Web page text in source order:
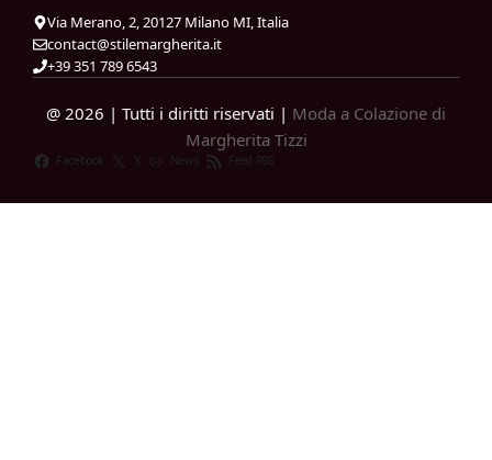
Via Merano, 2, 20127 Milano MI, Italia
contact@stilemargherita.it
+39 351 789 6543
@ 2026 | Tutti i diritti riservati | Moda a Colazione di
Margherita Tizzi
Facebook X News Feed RSS